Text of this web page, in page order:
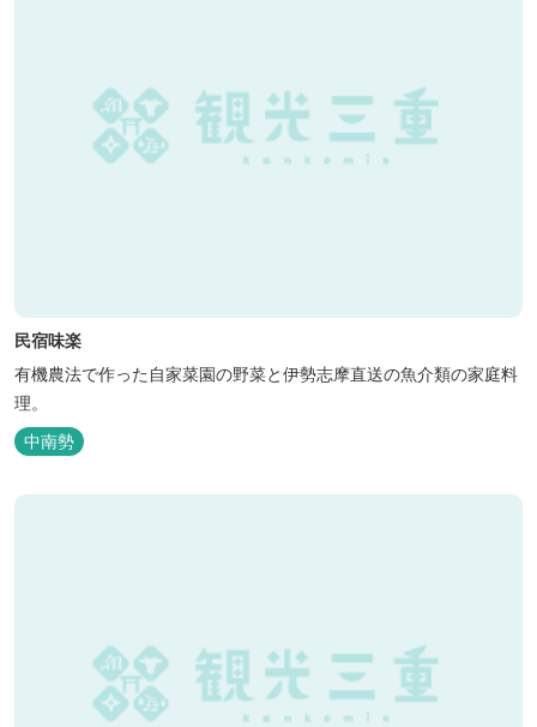
民宿味楽
有機農法で作った自家菜園の野菜と伊勢志摩直送の魚介類の家庭料
理。
中南勢